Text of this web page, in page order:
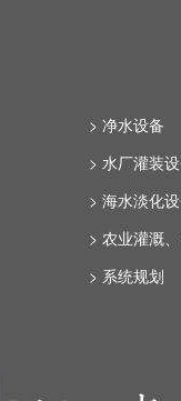
> 净水设备
> 水厂灌装
> 海水淡化
> 农业灌溉
> 系统规划